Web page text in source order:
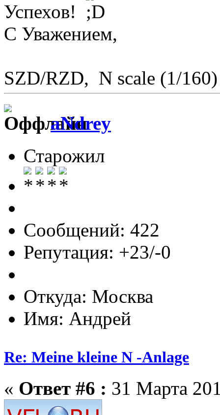
Успехов!
С Уважением,
SZD/RZD, N scale (1/
aNdrey
Старожил
Сообщений: 422
Репутация: +23/-0
Откуда: Москва
Имя: Андрей
Re: Meine kleine N -Anlage
« Ответ #6 : 31 Марта